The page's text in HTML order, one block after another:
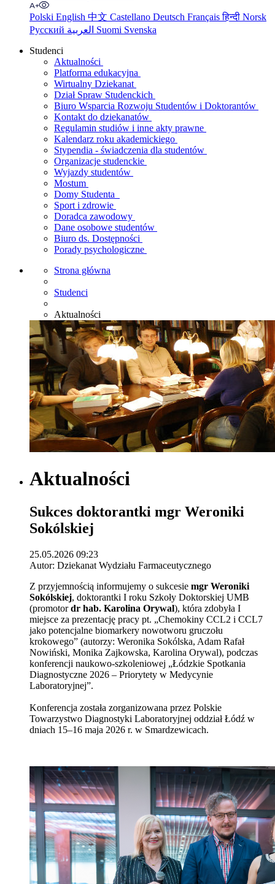
Polski English 中文 Castellano Deutsch Françaisहिन्दी Norsk
Русский
Suomi Svenska
Studenci
Aktualności
Platforma edukacyjna
Wirtualny Dziekanat
Dział Spraw Studenckich
Biuro Wsparcia Rozwoju Studentów i Doktorantów
Kontakt do dziekanatów
Regulamin studiów i inne akty prawne
Kalendarz roku akademickiego
Stypendia - świadczenia dla studentów
Organizacje studenckie
Wyjazdy studentów
Mostum
Domy Studenta
Sport i zdrowie
Doradca zawodowy
Dane osobowe studentów
Biuro ds. Dostępności
Porady psychologiczne
Strona główna
Studenci
Aktualności
Aktualności
Sukces doktorantki mgr Weroniki
Sokólskiej
25.05.2026 09:23
Autor: Dziekanat Wydziału Farmaceutycznego
Z przyjemnością informujemy o sukcesie mgr Weroniki
Sokólskiej, doktorantki I roku Szkoły Doktorskiej UMB
(promotordr hab. Karolina Orywal), która zdobyła I
miejsce za prezentację pracy pt. „Chemokiny CCL2 i CCL7
jako potencjalne biomarkery nowotworu gruczołu
krokowego” (autorzy: Weronika Sokólska, Adam Rafał
Nowiński, Monika Zajkowska, Karolina Orywal), podczas
konferencji naukowo-szkoleniowej „Łódzkie Spotkania
Diagnostyczne 2026 – Priorytety w Medycynie
Laboratoryjnej”.
Konferencja została zorganizowana przez Polskie
Towarzystwo Diagnostyki Laboratoryjnej oddział Łódź w
dniach 15–16 maja 2026 r. w Smardzewicach.